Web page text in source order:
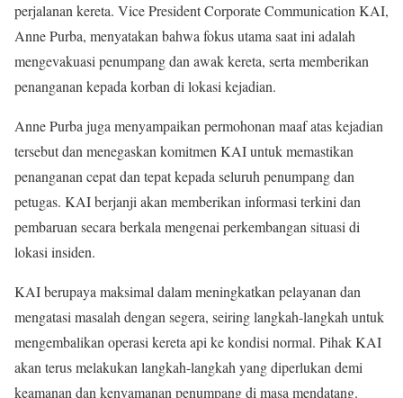
perjalanan kereta. Vice President Corporate Communication KAI,
Anne Purba, menyatakan bahwa fokus utama saat ini adalah
mengevakuasi penumpang dan awak kereta, serta memberikan
penanganan kepada korban di lokasi kejadian.
Anne Purba juga menyampaikan permohonan maaf atas kejadian
tersebut dan menegaskan komitmen KAI untuk memastikan
penanganan cepat dan tepat kepada seluruh penumpang dan
petugas. KAI berjanji akan memberikan informasi terkini dan
pembaruan secara berkala mengenai perkembangan situasi di
lokasi insiden.
KAI berupaya maksimal dalam meningkatkan pelayanan dan
mengatasi masalah dengan segera, seiring langkah-langkah untuk
mengembalikan operasi kereta api ke kondisi normal. Pihak KAI
akan terus melakukan langkah-langkah yang diperlukan demi
keamanan dan kenyamanan penumpang di masa mendatang.